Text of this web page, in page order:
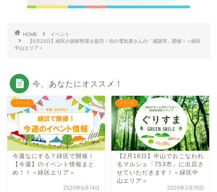
HOME
イベント
【5月23日】緑区の新鮮野菜を販売！街の電気屋さんの「感謝市」開催！＜緑区
中山エリア＞
今、あなたにオススメ！
イベント
今週なにする？緑区で開催！
【今週】のイベント情報まと
め！！＜緑区エリア＞
2020年6月14日
イベント
【2月16日】中山でおこなわれ
るマルシェ「753市」に出店さ
せていただきます！＜緑区中
山エリア＞
2020年2月10日